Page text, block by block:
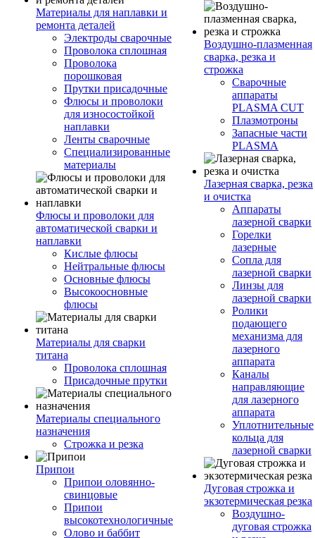
Материалы для наплавки и
ремонта деталей
Электроды сварочные
Проволока сплошная
Проволока
порошковая
Прутки присадочные
Флюсы и проволоки
для износостойкой
наплавки
Ленты сварочные
Специализированные
материалы
Флюсы и проволоки для
автоматической сварки и
наплавки
Кислые флюсы
Нейтральные флюсы
Основные флюсы
Высокоосновные
флюсы
Материалы для сварки
титана
Проволока сплошная
Присадочные прутки
Материалы специального
назначения
Строжка и резка
Припои
Припои оловянно-
свинцовые
Припои
высокотехнологичные
Олово и баббит
Воздушно-плазменная
сварка, резка и
строжка
Сварочные
аппараты
PLASMA CUT
Плазмотроны
Запасные части
PLASMA
Лазерная сварка, резка
и очистка
Аппараты
лазерной сварки
Горелки
лазерные
Сопла для
лазерной сварки
Линзы для
лазерной сварки
Ролики
подающего
механизма для
лазерного
аппарата
Каналы
направляющие
для лазерного
аппарата
Уплотнительные
кольца для
лазерной сварки
Дуговая строжка и
экзотермическая резка
Воздушно-
дуговая строжка